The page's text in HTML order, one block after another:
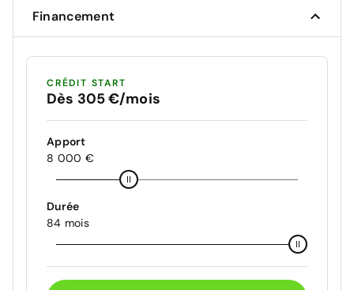
Financement
CRÉDIT START
Dès 305 €/mois
Apport
8 000 €
Durée
84 mois